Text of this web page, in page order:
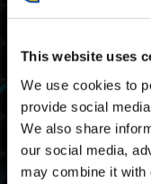
This website uses
We use cookies to
provide social
We also share
our social media,
may combine it with
Del 18 de abril
p. m. UTC-6 al
Del 19 de abril
a. m. UTC al 1
a las 2:59 a. m.